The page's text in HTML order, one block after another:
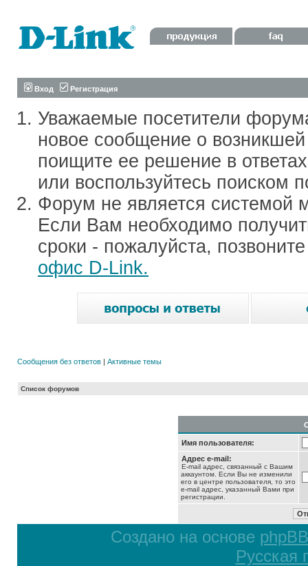
Вход Регистрация
Уважаемые посетители
новое сообщение о
поищите ее решение в
или воспользуйтесь поиском
Форум не является системой
Если Вам необходимо
сроки - пожалуйста,
офис D-Link.
Сообщения без ответов | Активные темы
Список форумов
Имя пользователя:
Адрес e-mail:
E-mail адрес, связанный с Вашим
аккаунтом. Если Вы не изменили
его в центре пользователя, то это
e-mail адрес, указанный Вами при
регистрации.
Создано на основе phpBB
Русская